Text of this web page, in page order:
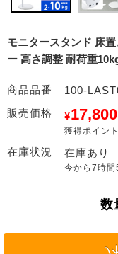
モニタースタンド 床
ー 高さ調整 耐荷重
商品品番
100-
販売価格
¥17,800
獲得ポイン
在庫状況 在庫あり
今から7時間
数